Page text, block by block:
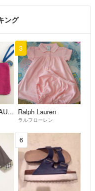
ング
POLO RALPH LAUREN
3
Ralph Lauren
ラルフローレン
6